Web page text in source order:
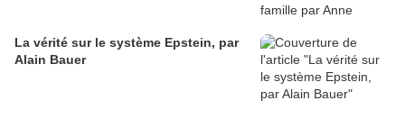
La vérité sur le système Epstein, par
Alain Bauer